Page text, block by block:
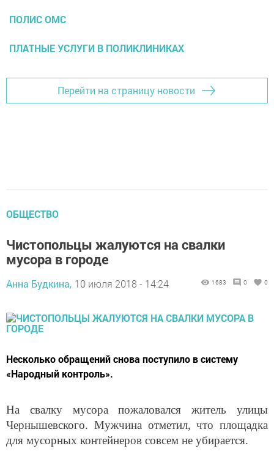
ПОЛИС ОМС
ПЛАТНЫЕ УСЛУГИ В ПОЛИКЛИНИКАХ
Перейти на страницу новости
ОБЩЕСТВО
Чистопольцы жалуются на свалки
мусора в городе
Анна Будкина, 10 июля 2018 - 14:24 1683 0 0
Несколько обращений снова поступило в систему
«Народный контроль».
На свалку мусора пожаловался житель улицы
Чернышевского. Мужчина отметил, что площадка
для мусорных контейнеров совсем не убирается.